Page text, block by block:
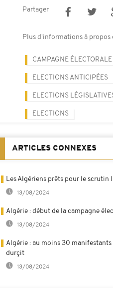
Partager
Plus d'informations à propos
CAMPAGNE ÉLECTORALE
ELECTIONS ANTICIPÉES
ELECTIONS
ELECTIONS
ARTICLES CONNEXES
Les Algériens prêts pour le scrutin
13/08/2024
Algérie : début de la campagne
13/08/2024
Algérie : au moins 30
durçit
13/08/2024